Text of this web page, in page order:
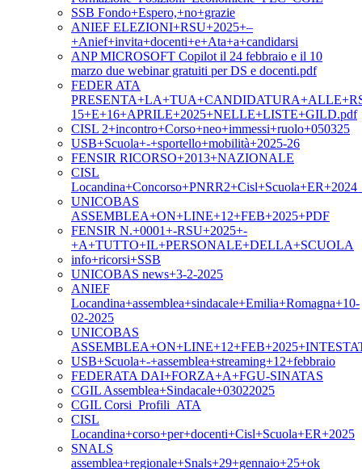
SSB Fondo+Espero,+no+grazie
ANIEF ELEZIONI+RSU+2025+–
+Anief+invita+docenti+e+Ata+a+candidarsi
ANP MICROSOFT Copilot il 24 febbraio e il 10
marzo due webinar gratuiti per DS e docenti.pdf
FEDER ATA
15+E+16+APRILE+2025+NELLE+LISTE+GILD.pdf
CISL 2+incontro+Corso+neo+immessi+ruolo+050325
USB+Scuola+-+sportello+mobilità+2025-26
FENSIR RICORSO+2013+NAZIONALE
CISL
UNICOBAS
ASSEMBLEA+ON+LINE+12+FEB+2025+PDF
FENSIR N.+0001+-RSU+2025+-
+A+TUTTO+IL+PERSONALE+DELLA+SCUOLA
info+ricorsi+SSB
UNICOBAS news+3-2-2025
ANIEF
Locandina+assemblea+sindacale+Emilia+Romagna+10-
02-2025
UNICOBAS
USB+Scuola+-+assemblea+streaming+12+febbraio
FEDERATA DAI+FORZA+A+FGU-SINATAS
CGIL Assemblea+Sindacale+03022025
CGIL Corsi_Profili_ATA
CISL
Locandina+corso+per+docenti+Cisl+Scuola+ER+2025
SNALS
assemblea+regionale+Snals+29+gennaio+25+ok